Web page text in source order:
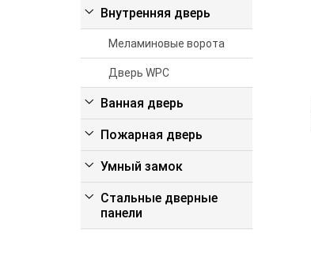
Внутренняя дверь
Меламиновые ворота
Дверь WPC
Ванная дверь
Пожарная дверь
Умный замок
Стальные дверные
панели